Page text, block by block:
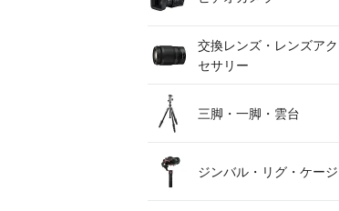
交換レンズ・レンズアク
セサリー
三脚・一脚・雲台
ジンバル・リグ・ケージ